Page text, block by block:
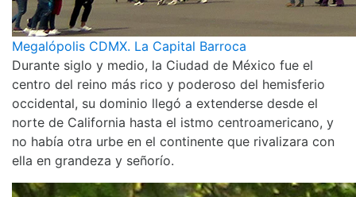
Megalópolis CDMX. La Capital Barroca
Durante siglo y medio, la Ciudad de México fue el
centro del reino más rico y poderoso del hemisferio
occidental, su dominio llegó a extenderse desde el
norte de California hasta el istmo centroamericano, y
no había otra urbe en el continente que rivalizara con
ella en grandeza y señorío.